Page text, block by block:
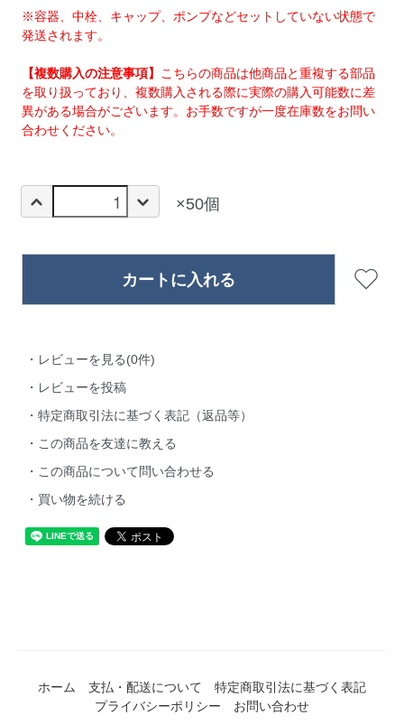
※容器、中栓、キャップ、ポンプなどセットしていない状態で
発送されます。
【複数購入の注意事項】 こちらの商品は他商品と重複する部品
を取り扱っており、複数購入される際に実際の購入可能数に差
異がある場合がございます。お手数ですが一度在庫数をお問い
合わせください。
×50個
・レビューを見る(0件)
・レビューを投稿
・特定商取引法に基づく表記（返品等）
・この商品を友達に教える
・この商品について問い合わせる
・買い物を続ける
ホーム 支払・配送について
特定商取引法に基づく表記
プライバシーポリシー
お問い合わせ